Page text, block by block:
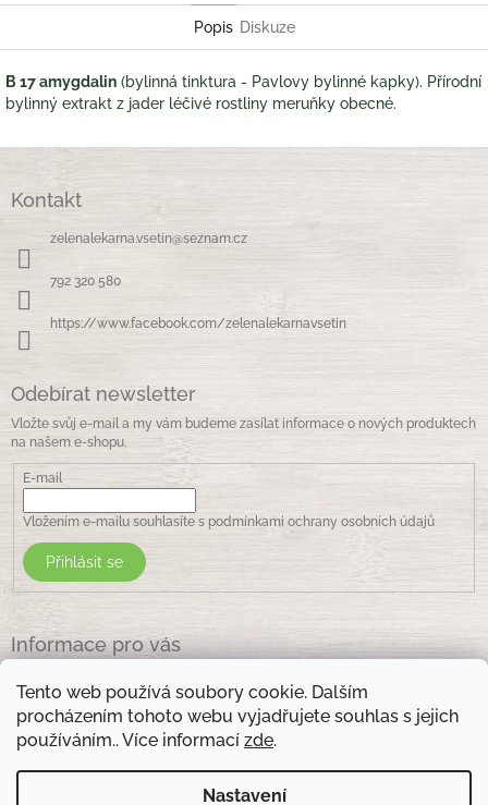
Tento web používá soubory cookie. Dalším
procházením tohoto webu vyjadřujete souhlas s jejich
používáním.. Více informací zde.
Nastavení
Popis Diskuze
B 17 amygdalin (bylinná tinktura - Pavlovy bylinné kapky). Přírodní
bylinný extrakt z jader léčivé rostliny meruňky obecné.
Kontakt
zelenalekarna.vsetin@seznam.cz
792 320 580
https://www.facebook.com/zelenalekarnavsetin
Odebírat newsletter
Vložte svůj e-mail a my vám budeme zasílat informace o nových produktech
na našem e-shopu.
E-mail
Vložením e-mailu souhlasíte s podmínkami ochrany osobních údajů
Přihlásit se
Informace pro vás
Obchodní podmínky
Podmínky ochrany osobních údajů
Kontakty